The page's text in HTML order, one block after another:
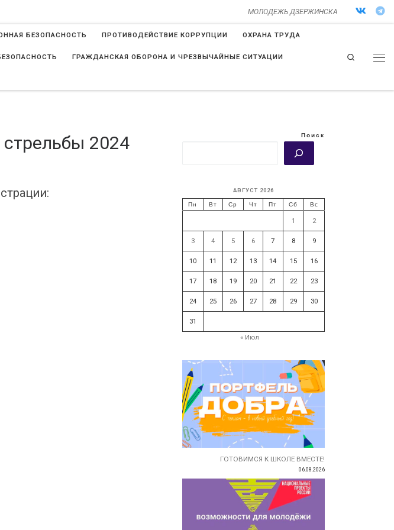
МОЛОДЕЖЬ ДЗЕРЖИНСКА
БЕЗОПАСНОСТЬ ПРОТИВОДЕЙСТВИЕ КОРРУПЦИИ ОХРАНА ТРУДА
ГРАЖДАНСКАЯ ОБОРОНА И ЧРЕЗВЫЧАЙНЫЕ СИТУАЦИИ Search
2024 Поиск
АВГУСТ 2026
Пн Вт Ср Чт Пт Сб Вс
1 2
3 4 5 6 7 8 9
10 11 12 13 14 15 16
17 18 19 20 21 22 23
24 25 26 27 28 29 30
31
« Июл
ГОТОВИМСЯ К ШКОЛЕ ВМЕСТЕ!
06.08.2026